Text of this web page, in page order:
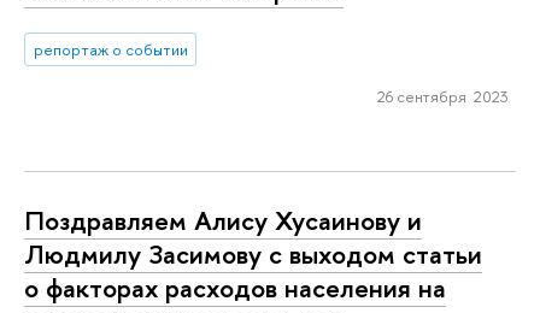
репортаж о событии
26 сентября 2023
Поздравляем Алису Хусаинову и
Людмилу Засимову с выходом статьи
о факторах расходов населения на